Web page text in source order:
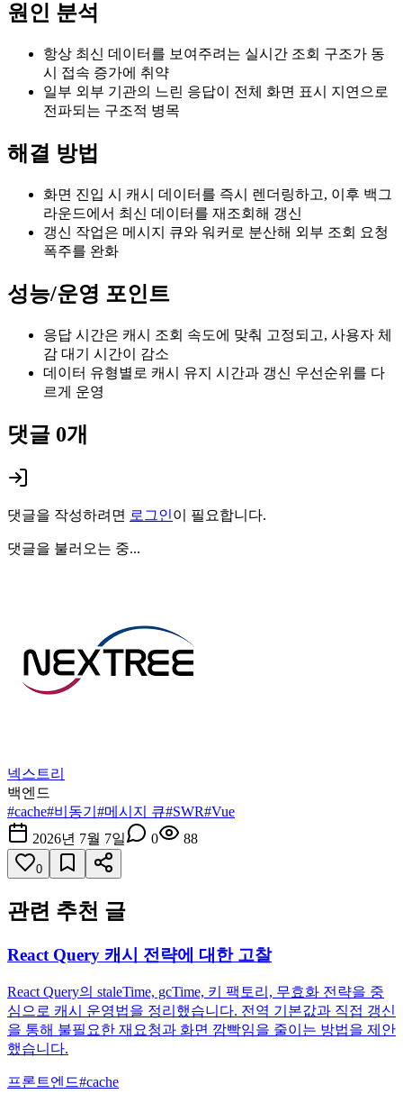
원인 분석
항상 최신 데이터를 보여주려는 실시간 조회 구조가 동
시 접속 증가에 취약
일부 외부 기관의 느린 응답이 전체 화면 표시 지연으로
전파되는 구조적 병목
해결 방법
화면 진입 시 캐시 데이터를 즉시 렌더링하고, 이후 백그
라운드에서 최신 데이터를 재조회해 갱신
갱신 작업은 메시지 큐와 워커로 분산해 외부 조회 요청
폭주를 완화
성능/운영 포인트
응답 시간은 캐시 조회 속도에 맞춰 고정되고, 사용자 체
감 대기 시간이 감소
데이터 유형별로 캐시 유지 시간과 갱신 우선순위를 다
르게 운영
댓글 0개
댓글을 작성하려면 로그인이 필요합니다.
댓글을 불러오는 중...
넥스트리
백엔드
#cache#비동기 #메시지 큐#SWR#Vue
2026년 7월 7일
0 88
0
관련 추천 글
React Query 캐시 전략에 대한 고찰
React Query의 staleTime, gcTime, 키 팩토리, 무효화 전략을 중
심으로 캐시 운영법을 정리했습니다. 전역 기본값과 직접 갱신
을 통해 불필요한 재요청과 화면 깜빡임을 줄이는 방법을 제안
했습니다.
프론트엔드#cache